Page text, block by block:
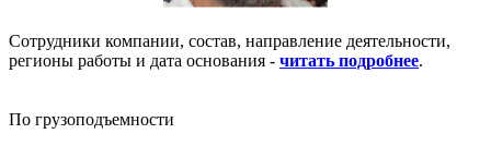
Сотрудники компании, состав, направление деятельности,
регионы работы и дата основания - читать подробнее.
По грузоподъемности